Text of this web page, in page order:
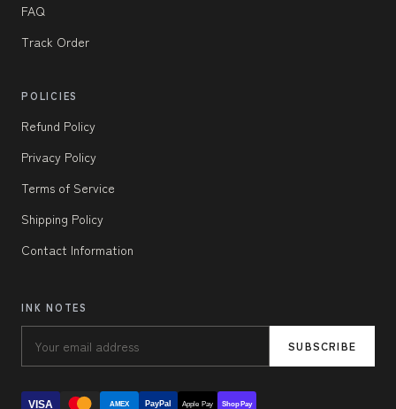
FAQ
Track Order
POLICIES
Refund Policy
Privacy Policy
Terms of Service
Shipping Policy
Contact Information
INK NOTES
SUBSCRIBE
VISA AMEX PayPal Apple Pay Shop Pay